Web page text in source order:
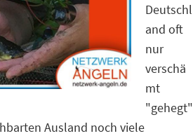
Deutschl
and oft
nur
verschä
mt
"gehegt"
Ausland noch viele